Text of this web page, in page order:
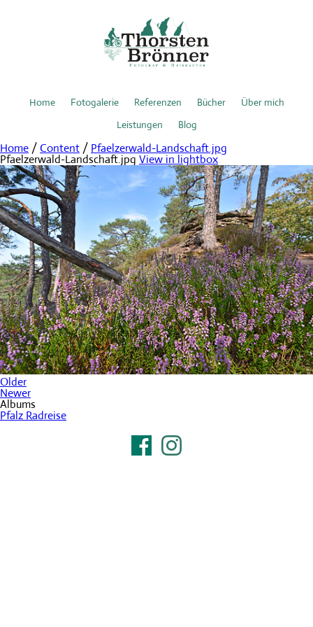
Home Fotogalerie Referenzen Bücher
Über mich
Leistungen
Blog
Home /Content / Pfaelzerwald-Landschaft.jpg
Pfaelzerwald-Landschaft.jpg View in lightbox
Older
Newer
Albums
Pfalz Radreise